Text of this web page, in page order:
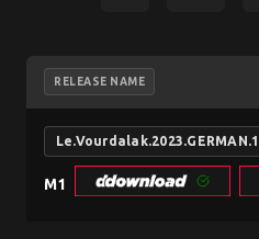
RELEASE NAME
M1